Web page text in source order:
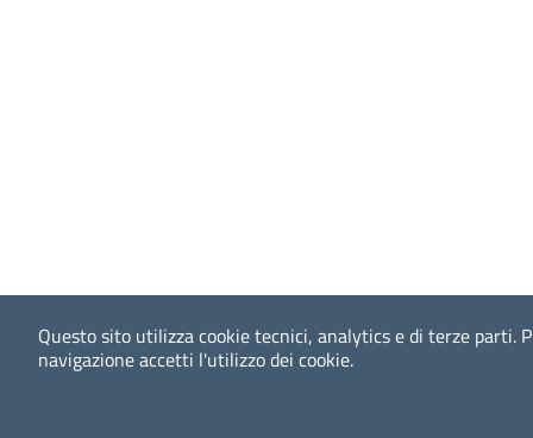
Questo sito utilizza cookie tecnici, analytics e di terze parti.
navigazione accetti l'utilizzo dei cookie.